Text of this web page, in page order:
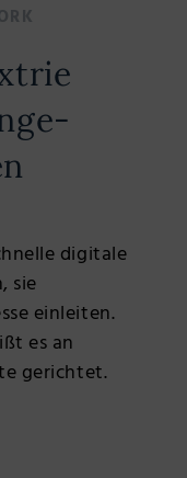
digitale
sie
einleiten.
es an
gerichtet.